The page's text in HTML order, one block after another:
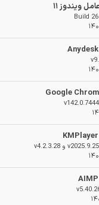
ویندوز ۱۱
Build